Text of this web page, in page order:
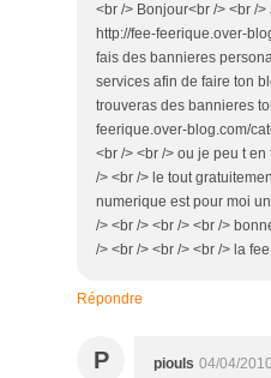
<br /> Bonjour<br /> <br /
http://fee-feerique.over-
fais des bannieres
services afin de faire ton
trouveras des bannieres
feerique.over-blog.com/
<br /> <br /> ou je peu t
/> <br /> le tout
numerique est pour moi
/> <br /> <br /> <br />
/> <br /> <br /> <br /> la
Répondre
P piouls 04/04/